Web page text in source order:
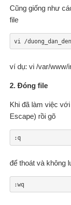
Cũng giống như
file
vi /
ví dụ: vi /var/www/
2. Đóng file
Khi đã làm việc với
Escape) rồi gõ
:q
để thoát và không
:wq